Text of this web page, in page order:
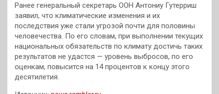
Ранее генеральный секретарь ООН Антониу Гутерриш
заявил, что климатические изменения и их
последствия уже стали угрозой почти для половины
человечества. По его словам, при выполнении текущих
национальных обязательств по климату достичь таких
результатов не удастся — уровень выбросов, по его
оценкам, повысится на 14 процентов к концу этого
десятилетия.